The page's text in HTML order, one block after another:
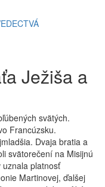
Ježiša a
svätých.
Francúzsku.
Dvaja bratia a
svätorečení na Misijnú
platnosť
Martinovej, ďalšej